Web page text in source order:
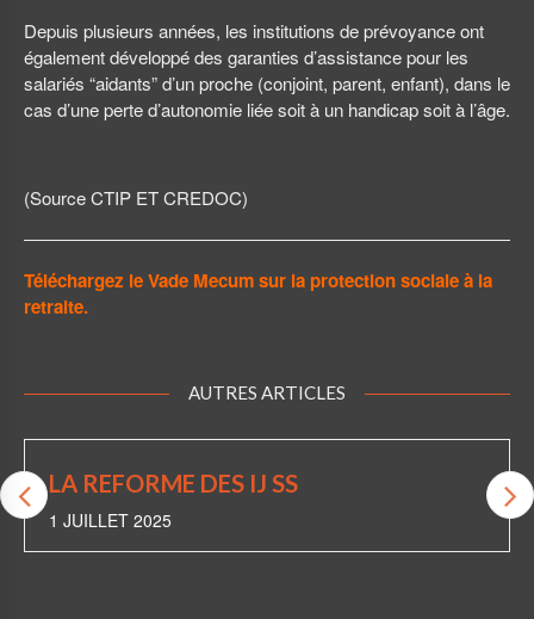
Depuis plusieurs années, les institutions de prévoyance ont
également développé des garanties d’assistance pour les
salariés “aidants” d’un proche (conjoint, parent, enfant), dans le
cas d’une perte d’autonomie liée soit à un handicap soit à l’âge.
(Source CTIP ET CREDOC)
Téléchargez le Vade Mecum sur la protection sociale à la
retraite.
AUTRES ARTICLES
LA REFORME DES IJ SS
1 JUILLET 2025